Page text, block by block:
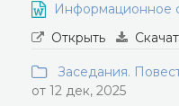
Информационное
Открыть
Заседания.
от 12 дек, 2025